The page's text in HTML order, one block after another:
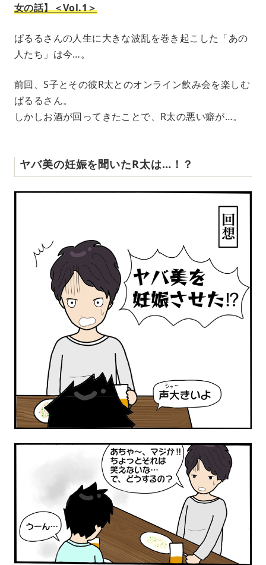
女の話】＜Vol.1＞
ぱるるさんの人生に大きな波乱を巻き起こした「あの
人たち」は今…。
前回、S子とその彼R太とのオンライン飲み会を楽しむ
ぱるるさん。
しかしお酒が回ってきたことで、R太の悪い癖が…。
ヤバ美の妊娠を聞いたR太は…！？